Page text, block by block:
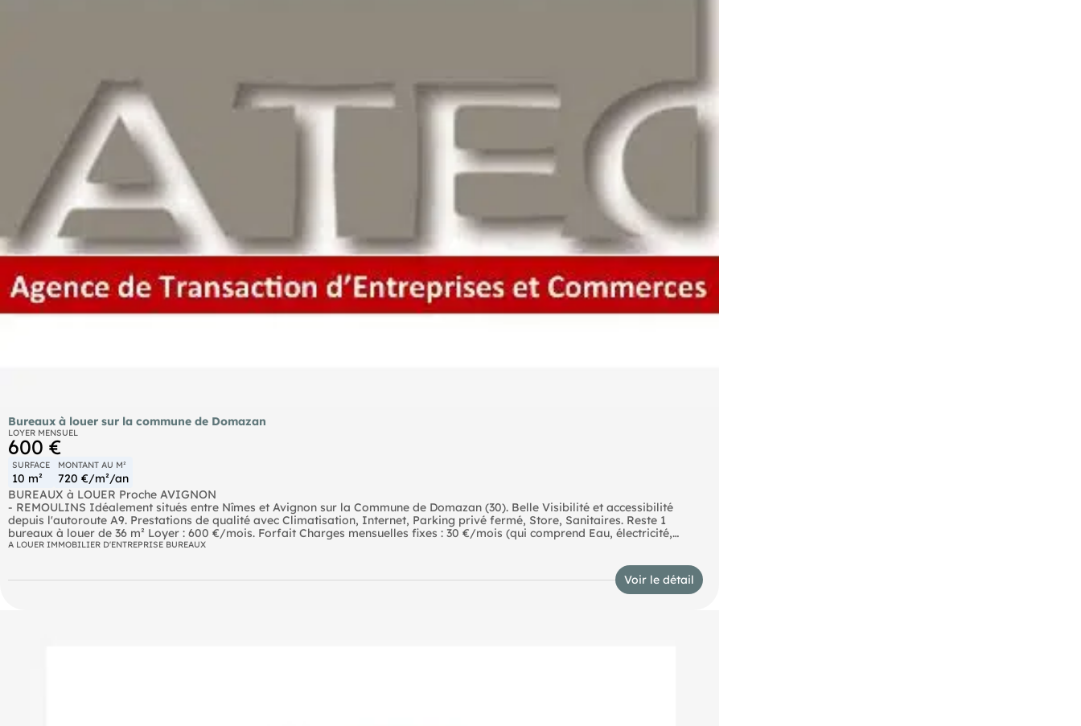
Bureaux à louer sur la commune de Domazan
LOYER MENSUEL
600 €
SURFACE
10 m²
MONTANT AU M²
720 €/m²/an
BUREAUX à LOUER Proche AVIGNON
- REMOULINS Idéalement situés entre Nîmes et Avignon sur la Commune de Domazan (30). Belle Visibilité et accessibilité
depuis l'autoroute A9. Prestations de qualité avec Climatisation, Internet, Parking privé fermé, Store, Sanitaires. Reste 1
bureaux à louer de 36 m² Loyer : 600 €/mois. Forfait Charges mensuelles fixes : 30 €/mois (qui comprend Eau, électricité,
internet, chauffage/climatisation). Frais d'agence : 360 € TTC. Mandat : 340356
A LOUER IMMOBILIER D'ENTREPRISE BUREAUX
Voir le détail